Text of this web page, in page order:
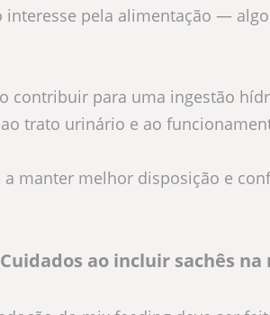
interesse pela alimentação —
contribuir para uma ingestão
trato urinário e ao
a manter melhor disposição e
Cuidados ao incluir sachês